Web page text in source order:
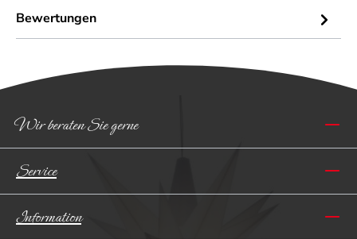
Bewertungen
Wir beraten Sie gerne
Service
Information